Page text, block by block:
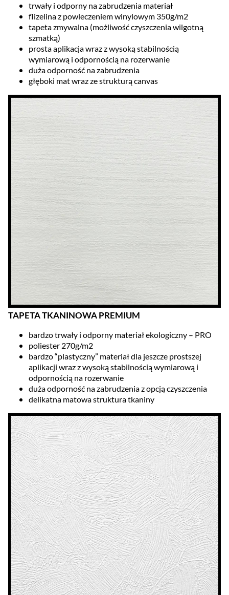
trwały i odporny na zabrudzenia materiał
flizelina z powleczeniem winylowym 350g/m2
tapeta zmywalna (możliwość czyszczenia wilgotną
szmatką)
prosta aplikacja wraz z wysoką stabilnością
wymiarową i odpornością na rozerwanie
duża odporność na zabrudzenia
głęboki mat wraz ze strukturą canvas
TAPETA TKANINOWA PREMIUM
bardzo trwały i odporny materiał ekologiczny – PRO
poliester 270g/m2
bardzo “plastyczny” materiał dla jeszcze prostszej
aplikacji wraz z wysoką stabilnością wymiarową i
odpornością na rozerwanie
duża odporność na zabrudzenia z opcją czyszczenia
delikatna matowa struktura tkaniny